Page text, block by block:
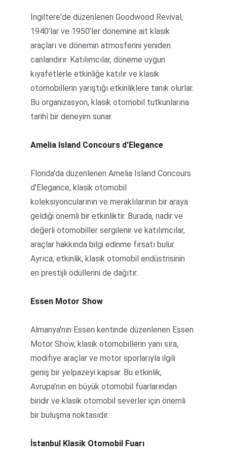
İngiltere'de düzenlenen Goodwood Revival,
1940’lar ve 1950’ler dönemine ait klasik
araçları ve dönemin atmosferini yeniden
canlandırır. Katılımcılar, döneme uygun
kıyafetlerle etkinliğe katılır ve klasik
otomobillerin yarıştığı etkinliklere tanık olurlar.
Bu organizasyon, klasik otomobil tutkunlarına
tarihî bir deneyim sunar.
Amelia Island Concours d'Elegance
Florida'da düzenlenen Amelia Island Concours
d'Elegance, klasik otomobil
koleksiyoncularının ve meraklılarının bir araya
geldiği önemli bir etkinliktir. Burada, nadir ve
değerli otomobiller sergilenir ve katılımcılar,
araçlar hakkında bilgi edinme fırsatı bulur.
Ayrıca, etkinlik, klasik otomobil endüstrisinin
en prestijli ödüllerini de dağıtır.
Essen Motor Show
Almanya'nın Essen kentinde düzenlenen Essen
Motor Show, klasik otomobillerin yanı sıra,
modifiye araçlar ve motor sporlarıyla ilgili
geniş bir yelpazeyi kapsar. Bu etkinlik,
Avrupa'nın en büyük otomobil fuarlarından
biridir ve klasik otomobil severler için önemli
bir buluşma noktasıdır.
İstanbul Klasik Otomobil Fuarı